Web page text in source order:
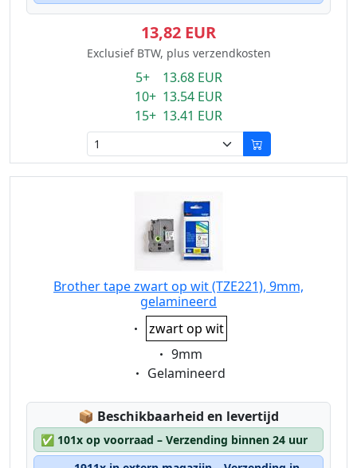
13,82 EUR
Exclusief BTW, plus verzendkosten
5+ 13.68 EUR
10+ 13.54 EUR
15+ 13.41 EUR
Brother tape zwart op wit (TZE221), 9mm,
gelamineerd
Eigenschaft:
zwart op wit
Eigenschaft:
9mm
Eigenschaft:
Gelamineerd
📦 Lagerstatus:
Beschikbaarheid en levertijd
✅ 101x op voorraad – Verzending binnen 24 uur